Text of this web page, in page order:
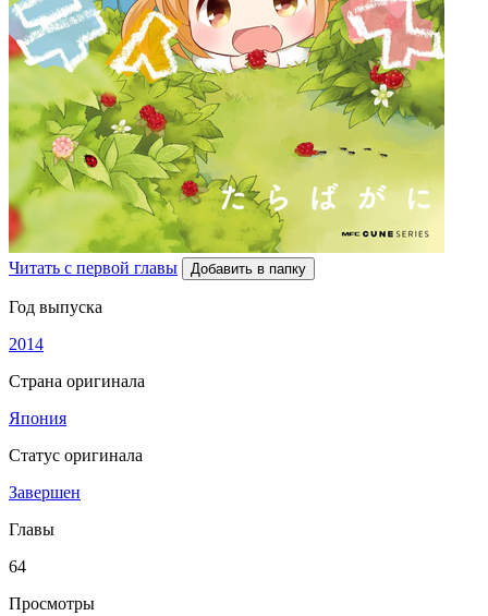
Читать с первой главы Добавить в папку
Год выпуска
2014
Страна оригинала
Япония
Статус оригинала
Завершен
Главы
64
Просмотры